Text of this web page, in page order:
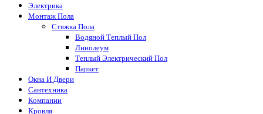
Электрика
Монтаж Пола
Стяжка Пола
Водяной Теплый Пол
Линолеум
Теплый Электрический Пол
Паркет
Окна И Двери
Сантехника
Компании
Кровля